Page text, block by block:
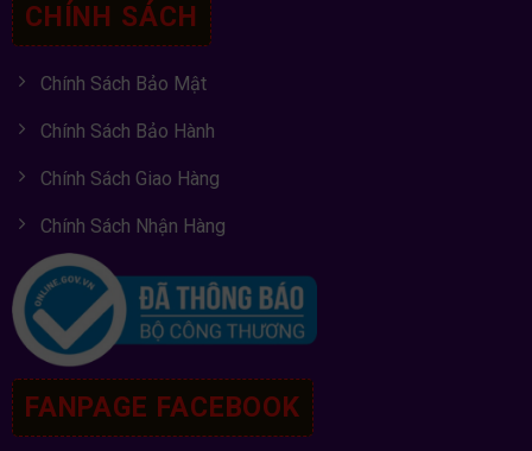
CHÍNH SÁCH
Chính Sách Bảo Mật
Chính Sách Bảo Hành
Chính Sách Giao Hàng
Chính Sách Nhận Hàng
FANPAGE FACEBOOK